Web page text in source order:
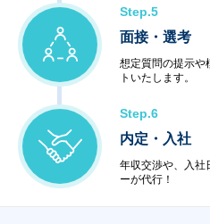
Step.5
面接・選考
想定質問の提示や
トいたします。
Step.6
内定・入社
年収交渉や、入社
ーが代行！